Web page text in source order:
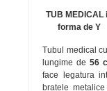
TUB MEDICAL
forma de Y
Tubul medical
lungime de 56
face legatura
bratele